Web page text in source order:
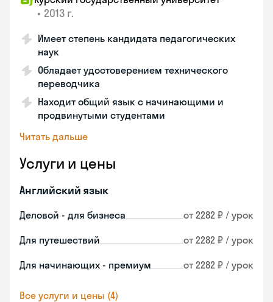
• 2013 г.
Имеет степень кандидата педагогических
наук
Обладает удостоверением технического
переводчика
Находит общий язык с начинающими и
продвинутыми студентами
Читать дальше
Услуги и цены
Английский язык
Деловой - для бизнеса от 2282 ₽ / урок
Для путешествий от 2282 ₽ / урок
Для начинающих - премиум от 2282 ₽ / урок
Все услуги и цены (4)